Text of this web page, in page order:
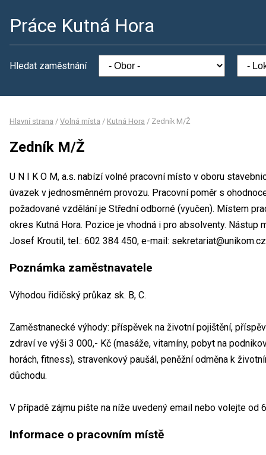
Práce Kutná Hora
Hledat zaměstnání
Hlavní strana / Volná místa / Kutná Hora / Zedník M/Ž
Zedník M/Ž
U N I K O M, a.s. nabízí volné pracovní místo v oboru
úvazek v jednosměnném provozu. Pracovní poměr s
požadované vzdělání je Střední odborné (vyučen). Místem
okres Kutná Hora. Pozice je vhodná i pro absolventy. Nástup
Josef Kroutil, tel.: 602 384 450, e-mail:
Poznámka zaměstnavatele
Výhodou řidičský průkaz sk. B, C.
Zaměstnanecké výhody: příspěvek na životní pojištění,
zdraví ve výši 3 000,- Kč (masáže, vitamíny, pobyt na
horách, fitness), stravenkový paušál, peněžní odměna k
důchodu.
V případě zájmu pište na níže uvedený email nebo volejte od
Informace o pracovním místě